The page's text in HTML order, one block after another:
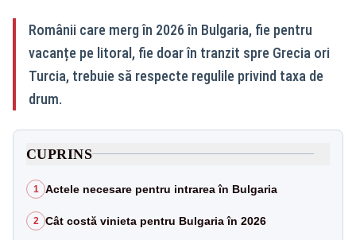
Românii care merg în 2026 în Bulgaria, fie pentru
vacanțe pe litoral, fie doar în tranzit spre Grecia ori
Turcia, trebuie să respecte regulile privind taxa de
drum.
CUPRINS
1 Actele necesare pentru intrarea în Bulgaria
2 Cât costă vinieta pentru Bulgaria în 2026